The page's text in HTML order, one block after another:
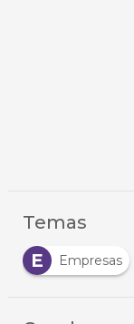
Temas
E
Empresas